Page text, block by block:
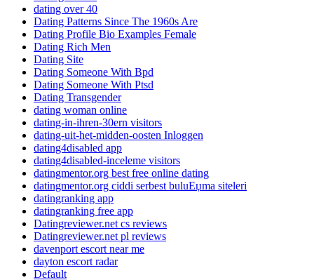
dating over 40
Dating Patterns Since The 1960s Are
Dating Profile Bio Examples Female
Dating Rich Men
Dating Site
Dating Someone With Bpd
Dating Someone With Ptsd
Dating Transgender
dating woman online
dating-in-ihren-30ern visitors
dating-uit-het-midden-oosten Inloggen
dating4disabled app
dating4disabled-inceleme visitors
datingmentor.org best free online dating
datingmentor.org ciddi serbest buluЕџma siteleri
datingranking app
datingranking free app
Datingreviewer.net cs reviews
Datingreviewer.net pl reviews
davenport escort near me
dayton escort radar
Default